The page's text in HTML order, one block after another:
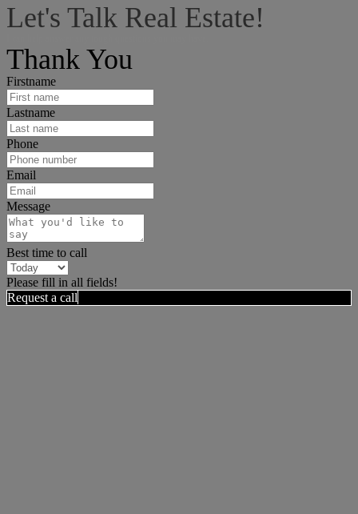
Let's Talk Real Estate!
Thank You
Firstname
Lastname
Phone
Email
Message
Best time to call
Please fill in all fields!
Request a call